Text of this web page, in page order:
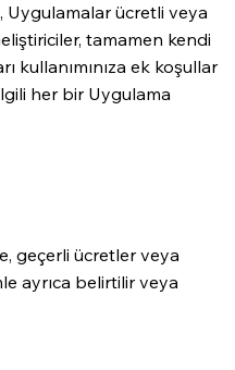
Uygulamalar ücretli veya
tamamen kendi
kullanımınıza ek koşullar
her bir Uygulama
geçerli ücretler veya
ayrıca belirtilir veya